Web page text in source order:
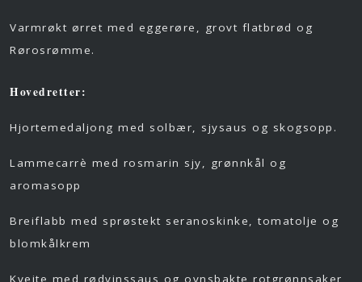
Varmrøkt ørret med eggerøre, grovt flatbrød og
Rørosrømme.
Hovedretter:
Hjortemedaljong med solbær, sjysaus og skogsopp.
Lammecarrè med rosmarin sjy, grønnkål og
aromasopp
Breiflabb med sprøstekt seranoskinke, tomatolje og
blomkålkrem
Kveite med rødvinssaus og ovnsbakte rotgrønnsaker